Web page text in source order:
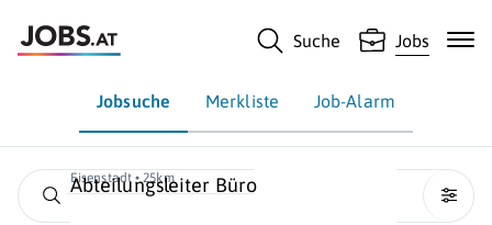
Suche Jobs
Jobsuche Merkliste Job-Alarm
Eisenstadt • 25km
Abteilungsleiter Büro